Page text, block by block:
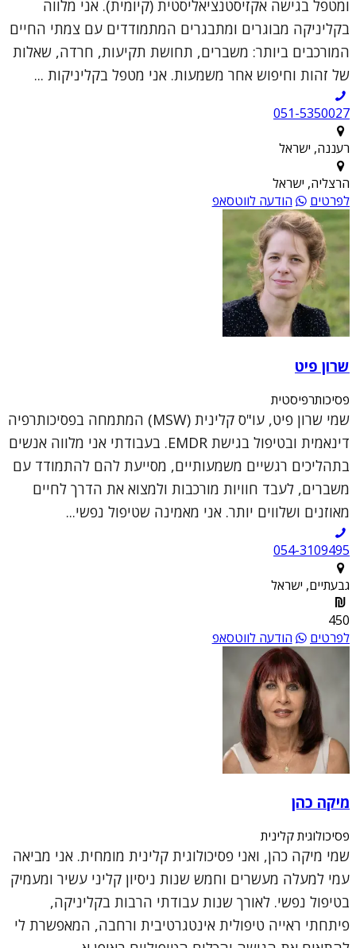
ומטפל בגישה אקזיסטנציאליסטית (קיומית). אני מלווה
בקליניקה מבוגרים ומתבגרים המתמודדים עם צמתי החיים
המורכבים ביותר: משברים, תחושת תקיעות, חרדה, שאלות
של זהות וחיפוש אחר משמעות. אני מטפל בקליניקות ...
051-5350027
רעננה, ישראל
הרצליה, ישראל
לפרטים
הודעה לווטסאפ
שרון פיט
פסיכותרפיסטית
שמי שרון פיט, עו"ס קלינית (MSW) המתמחה בפסיכותרפיה
דינאמית ובטיפול בגישת EMDR. בעבודתי אני מלווה אנשים
בתהליכים רגשיים משמעותיים, מסייעת להם להתמודד עם
משברים, לעבד חוויות מורכבות ולמצוא את הדרך לחיים
מאוזנים ושלווים יותר. אני מאמינה שטיפול נפשי...
054-3109495
גבעתיים, ישראל
450
לפרטים
הודעה לווטסאפ
מיקה כהן
פסיכולוגית קלינית
שמי מיקה כהן, ואני פסיכולוגית קלינית מומחית. אני מביאה
עמי למעלה מעשרים וחמש שנות ניסיון קליני עשיר ומעמיק
בטיפול נפשי. לאורך שנות עבודתי הרבות בקליניקה,
פיתחתי ראייה טיפולית אינטגרטיבית ורחבה, המאפשרת לי